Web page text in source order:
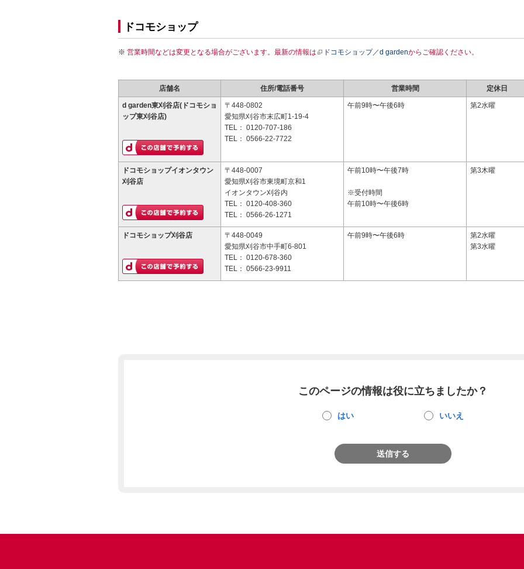
ドコモショップ
営業時間などは変更となる場合がございます。最新の情報は ドコモショップ／d gardenからご確認ください。
店舗名 住所/電話番号 営業時間 定休日
d garden東刈谷店(ドコモショ
ップ東刈谷店)
〒448-0802
愛知県刈谷市末広町1-19-4
TEL： 0120-707-186
TEL： 0566-22-7722
午前9時〜午後6時 第2水曜
ドコモショップイオンタウン
刈谷店
〒448-0007
愛知県刈谷市東境町京和1
イオンタウン刈谷内
TEL： 0120-408-360
TEL： 0566-26-1271
午前10時〜午後7時
※受付時間
午前10時〜午後6時
第3木曜
ドコモショップ刈谷店
〒448-0049
愛知県刈谷市中手町6-801
TEL： 0120-678-360
TEL： 0566-23-9911
午前9時〜午後6時
第2水曜
第3水曜
このページの情報は役に立ちましたか？
はい いいえ
送信する